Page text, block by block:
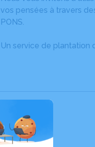
vos pensées à travers
PONS.
Un service de plantation